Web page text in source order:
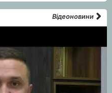
Відеоновини